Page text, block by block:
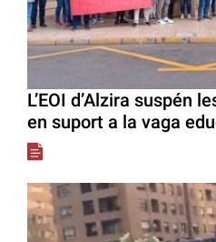
L’EOI d’Alzira suspén
en suport a la vaga